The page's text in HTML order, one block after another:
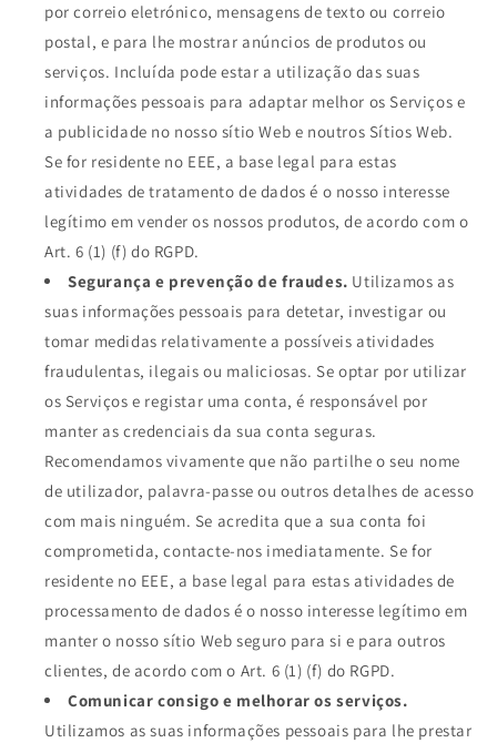
por correio eletrónico, mensagens de texto ou correio
postal, e para lhe mostrar anúncios de produtos ou
serviços. Incluída pode estar a utilização das suas
informações pessoais para adaptar melhor os Serviços e
a publicidade no nosso sítio Web e noutros Sítios Web.
Se for residente no EEE, a base legal para estas
atividades de tratamento de dados é o nosso interesse
legítimo em vender os nossos produtos, de acordo com o
Art. 6 (1) (f) do RGPD.
Segurança e prevenção de fraudes. Utilizamos as
suas informações pessoais para detetar, investigar ou
tomar medidas relativamente a possíveis atividades
fraudulentas, ilegais ou maliciosas. Se optar por utilizar
os Serviços e registar uma conta, é responsável por
manter as credenciais da sua conta seguras.
Recomendamos vivamente que não partilhe o seu nome
de utilizador, palavra-passe ou outros detalhes de acesso
com mais ninguém. Se acredita que a sua conta foi
comprometida, contacte-nos imediatamente. Se for
residente no EEE, a base legal para estas atividades de
processamento de dados é o nosso interesse legítimo em
manter o nosso sítio Web seguro para si e para outros
clientes, de acordo com o Art. 6 (1) (f) do RGPD.
Comunicar consigo e melhorar os serviços.
Utilizamos as suas informações pessoais para lhe prestar